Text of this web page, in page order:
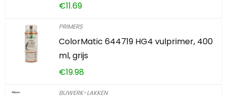
€11.69
PRIMERS
ColorMatic 644719 HG4 vulprimer, 400
ml, grijs
€19.98
BIJWERK-LAKKEN